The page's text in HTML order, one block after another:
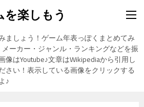
を楽しもう
ましょう！ゲーム年表っぽくまとめてみ
ーカー・ジャンル・ランキングなどを振
像はYoutube♪文章はWikipediaから引用し
さい！表示している画像をクリックする
♪